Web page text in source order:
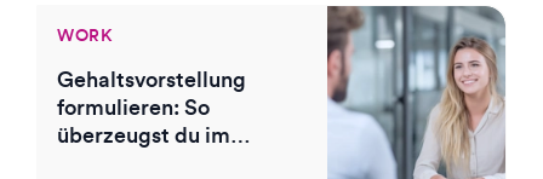
WORK
Gehaltsvorstellung
formulieren: So
überzeugst du im